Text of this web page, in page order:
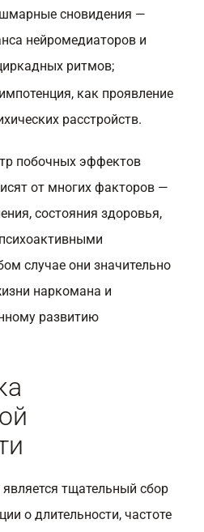
сновидения —
нейромедиаторов и
ритмов;
как проявление
расстройств.
побочных эффектов
от многих факторов —
состояния здоровья,
случае они значительно
наркомана и
развитию
тщательный сбор
о длительности, частоте